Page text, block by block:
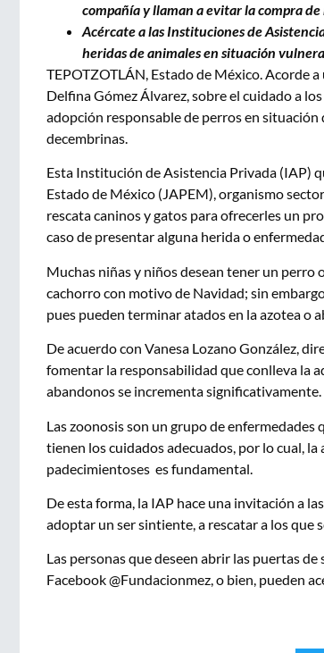
compañía y llaman a evitar la compra de
Acércate a las Instituciones de
heridas de animales en situación
TEPOTZOTLÁN, Estado de México. Acorde
Delfina Gómez Álvarez, sobre el cuidado a
adopción responsable de perros en
decembrinas.
Esta Institución de Asistencia Privada (IAP)
Estado de México (JAPEM), organismo
rescata caninos y gatos para ofrecerles un
caso de presentar alguna herida o
Muchas niñas y niños desean tener un perro
cachorro con motivo de Navidad; sin
pues pueden terminar atados en la azotea o
De acuerdo con Vanesa Lozano González,
fomentar la responsabilidad que conlleva la
abandonos se incrementa significativamente.
Las zoonosis son un grupo de
tienen los cuidados adecuados, por lo cual,
padecimientoses es fundamental.
De esta forma, la IAP hace una invitación a
adoptar un ser sintiente, a rescatar a los que
Las personas que deseen abrir las puertas
Facebook @Fundacionmez, o bien, pueden